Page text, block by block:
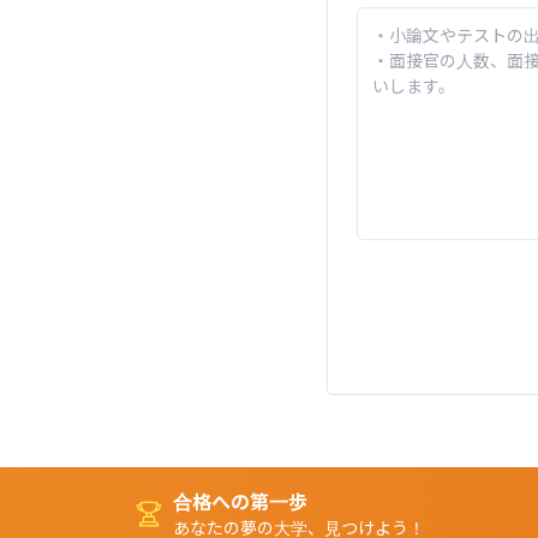
合格への第一歩
あなたの夢の大学、見つけよう！